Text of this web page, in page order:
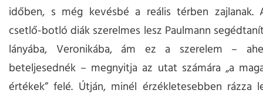
időben, s még kevésbé a reális térben zajlanak.
csetlő-botló diák szerelmes lesz Paulmann
lányába, Veronikába, ám ez a szerelem –
beteljesednék – megnyitja az utat számára „a
értékek” felé. Útján, minél érzékletesebben rázza